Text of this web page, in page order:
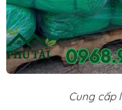
Cung cấp